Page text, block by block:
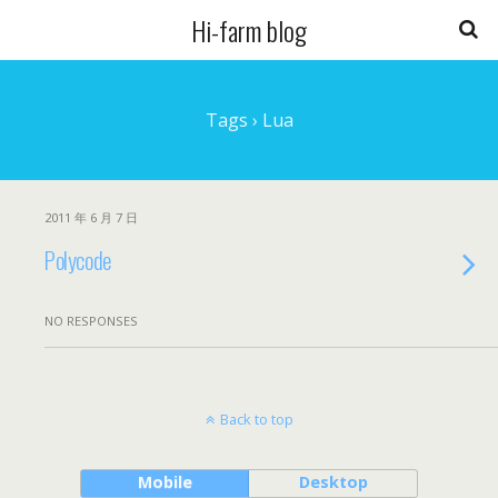
Hi-farm blog
Tags › Lua
2011 年 6 月 7 日
Polycode
NO RESPONSES
Back to top
Mobile Desktop